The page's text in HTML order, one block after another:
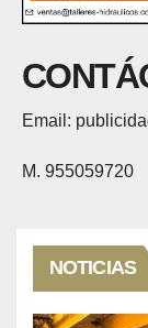
Email:
M. 955059720
NOTICIAS